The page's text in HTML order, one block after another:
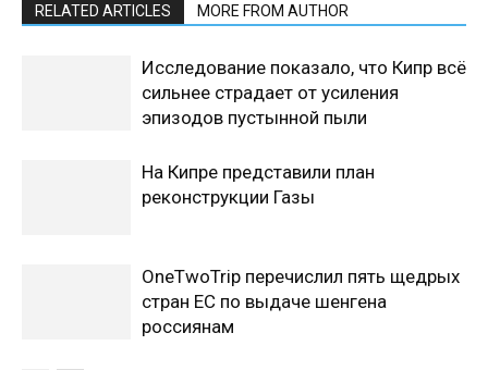
RELATED ARTICLES MORE FROM AUTHOR
Исследование показало, что Кипр всё
сильнее страдает от усиления
эпизодов пустынной пыли
На Кипре представили план
реконструкции Газы
OneTwoTrip перечислил пять щедрых
стран ЕС по выдаче шенгена
россиянам